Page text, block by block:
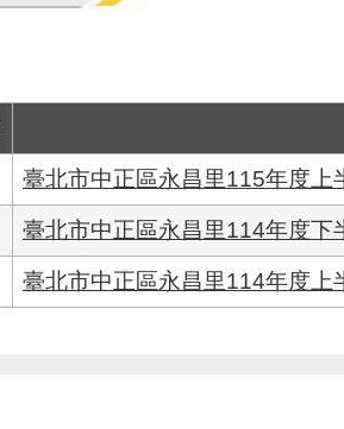
臺北市中正區永昌里115年度上
臺北市中正區永昌里114年度下
臺北市中正區永昌里114年度上